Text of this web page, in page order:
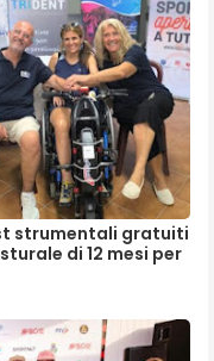
strumentali gratuiti
di 12 mesi per